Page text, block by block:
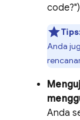
Anda
Anda